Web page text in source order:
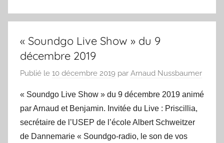
« Soundgo Live Show » du 9
décembre 2019
Publié le 10 décembre 2019 par Arnaud Nussbaumer
« Soundgo Live Show » du 9 décembre 2019 animé
par Arnaud et Benjamin. Invitée du Live : Priscillia,
secrétaire de l’USEP de l’école Albert Schweitzer
de Dannemarie « Soundgo-radio, le son de vos